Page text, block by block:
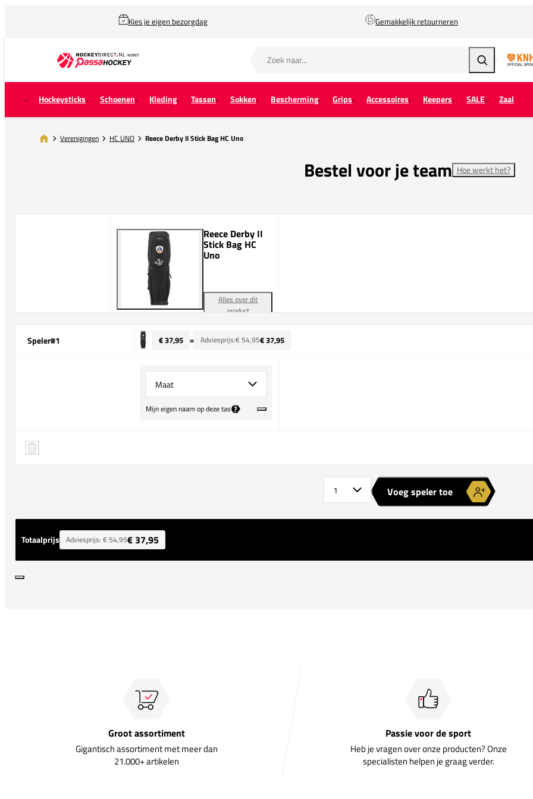
Kies je eigen bezorgdag Gemakkelijk retourneren
Zoeken
Hockeysticks Schoenen Kleding Tassen Sokken Bescherming Grips Accessoires Keepers SALE Zaal
Verenigingen HC UNO Reece Derby II Stick Bag HC Uno
Bestel voor je team Hoe werkt het?
Reece Derby II
Stick Bag HC
Uno
Alles over dit
product
Speler#1 € 37,95 = Adviesprijs:€ 54,95€ 37,95
Mijn eigen naam op deze tas ?
Speler 1 verwijderen
Aantal spelers
Voeg speler toe
Totaalprijs Adviesprijs: € 54,95€ 37,95
Groot assortiment
Gigantisch assortiment met meer dan
21.000+ artikelen
Passie voor de sport
Heb je vragen over onze producten? Onze
specialisten helpen je graag verder.